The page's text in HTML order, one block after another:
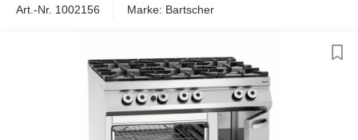
Art.-Nr. 1002156 Marke: Bartscher